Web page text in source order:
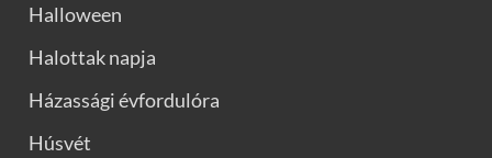
Halloween
Halottak napja
Házassági évfordulóra
Húsvét